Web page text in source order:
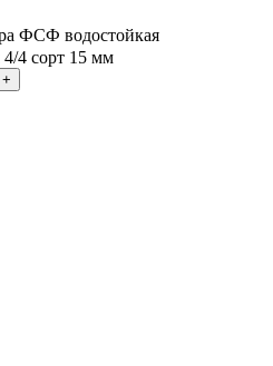
ФСФ водостойкая
4 сорт 15 мм